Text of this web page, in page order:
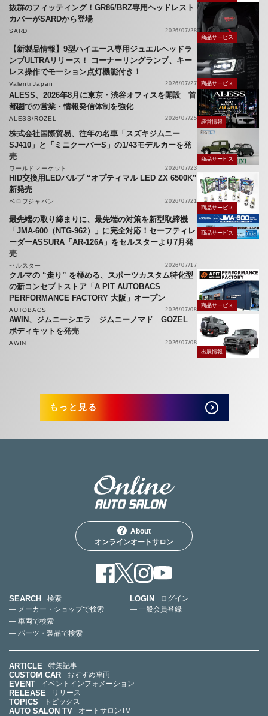
抜群のフィッティング！GR86/BRZ専用ヘッドレスト
カバーがSARDから登場
SARD
2026/07/28
商品サービス
【新製品情報】9型ハイエース専用ジュエルヘッドラ
ンプULTRAリリース！ コーナーリングランプ、キー
レス操作でモーション点灯機能付き！
Valenti Japan 2026/07/27 商品サービス
ALESS、2026年8月に東京・渋谷オフィスを開設 首
都圏での営業・情報発信体制を強化
ALESS/ROZEL 2026/07/25
経営情報
株式会社国際貿易、往年の名車「スズキジムニー
SJ410」と「ミニクーパーS」の1/43モデルカーを発
売
ワールドマーケット 2026/07/23
商品サービス
HID交換用LEDバルブ “オプティマル LED ZX 6500K”
新発売
ベロフジャパン
2026/07/21
商品サービス
最先端の取り締まりに、最先端の対策を新型取締機
「JMA-600（NTG-962）」に完全対応！セーフティレ
ーダーASSURA「AR-126A」をセルスターより7月発
売
セルスター 2026/07/17
商品サービス
クルマの “走り” を極める、スポーツカスタム特化型
の新コンセプトストア「A PIT AUTOBACS
PERFORMANCE FACTORY 大阪」オープン
AUTOBACS 2026/07/08
商品サービス
AWIN、ジムニーシエラ ジムニーノマド GOZEL
ボディキットを発売
AWIN
2026/07/08
出展情報
もっと見る
About
オンラインオートサロン
SEARCH
検索
— メーカー・ショップで検索
— 車両で検索
— パーツ・製品で検索
LOGIN
ログイン
— 一般会員登録
ARTICLE 特集記事
CUSTOM CAR おすすめ車両
EVENT イベントインフォメーション
RELEASE リリース
TOPICS トピックス
AUTO SALON TV オートサロンTV